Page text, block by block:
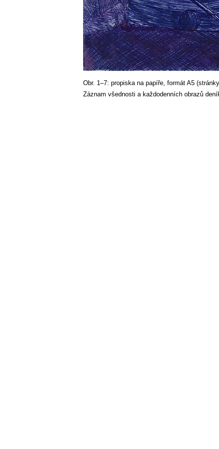
Obr. 1–7: propiska na papíře, formát A5
Záznam všednosti a každodenních obrazů